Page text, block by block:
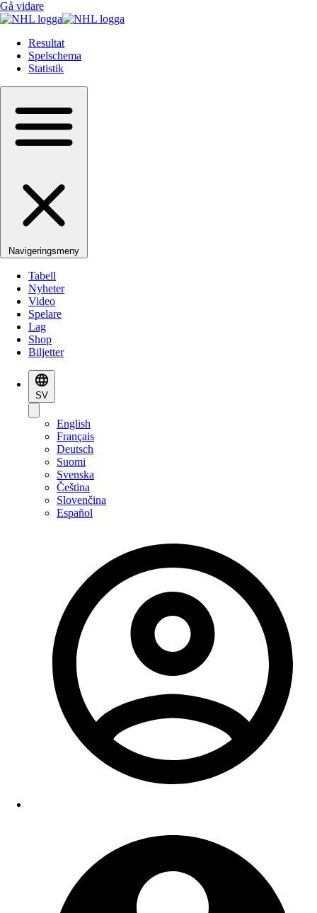
Gå vidare
Resultat
Spelschema
Statistik
Navigeringsmeny
Tabell
Nyheter
Video
Spelare
Lag
Shop
Biljetter
SV
English
Français
Deutsch
Suomi
Svenska
Čeština
Slovenčina
Español